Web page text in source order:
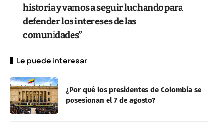
historia y vamos a seguir luchando para
defender los intereses de las
comunidades”
Le puede interesar
¿Por qué los presidentes de Colombia se
posesionan el 7 de agosto?